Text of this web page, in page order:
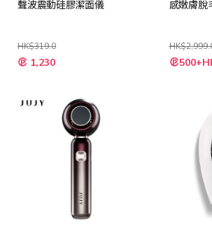
聲波震動硅膠潔面儀
HK$319.0
特
殊 1,230
感嫩膚脫
特
殊